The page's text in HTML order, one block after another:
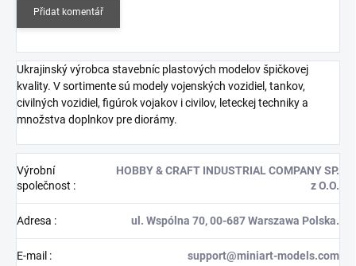
Přidat komentář
Ukrajinský výrobca stavebníc plastových modelov špičkovej
kvality. V sortimente sú modely vojenských vozidiel, tankov,
civilných vozidiel, figúrok vojakov i civilov, leteckej techniky a
množstva doplnkov pre diorámy.
Výrobní
společnost :
HOBBY & CRAFT INDUSTRIAL COMPANY SP.
z O.O.
Adresa : ul. Wspólna 70, 00-687 Warszawa Polska.
E-mail : support@miniart-models.com